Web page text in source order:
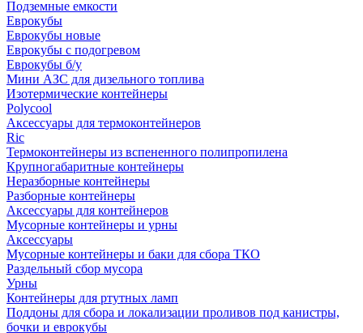
Подземные емкости
Еврокубы
Еврокубы новые
Еврокубы с подогревом
Еврокубы б/у
Мини АЗС для дизельного топлива
Изотермические контейнеры
Polycool
Аксессуары для термоконтейнеров
Ric
Термоконтейнеры из вспененного полипропилена
Крупногабаритные контейнеры
Неразборные контейнеры
Разборные контейнеры
Аксессуары для контейнеров
Мусорные контейнеры и урны
Аксессуары
Мусорные контейнеры и баки для сбора ТКО
Раздельный сбор мусора
Урны
Контейнеры для ртутных ламп
Поддоны для сбора и локализации проливов под канистры,
бочки и еврокубы